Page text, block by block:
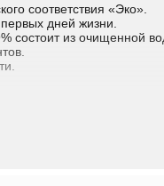
соответствия «Эко».
дней жизни.
состоит из очищенной
лосьон.